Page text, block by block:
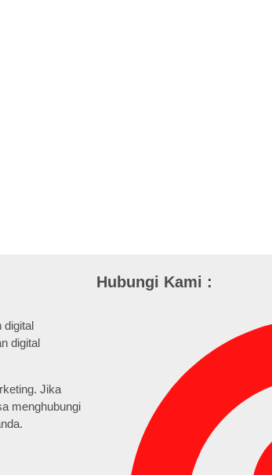
digital
digital
Jika
menghubungi
Hubungi Kami :